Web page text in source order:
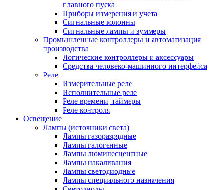
плавного пуска
Приборы измерения и учета
Сигнальные колонны
Сигнальные лампы и зуммеры
Промышленные контроллеры и автоматизация
производства
Логические контроллеры и аксессуары
Средства человеко-машинного интерфейса
Реле
Измерительные реле
Исполнительные реле
Реле времени, таймеры
Реле контроля
Освещение
Лампы (источники света)
Лампы газоразрядные
Лампы галогенные
Лампы люминесцентные
Лампы накаливания
Лампы светодиодные
Лампы специального назначения